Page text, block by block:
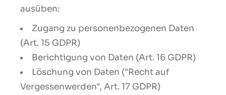
ausüben:
Zugang zu personenbezogenen Daten
(Art. 15 GDPR)
Berichtigung von Daten (Art. 16 GDPR)
Löschung von Daten ("Recht auf
Vergessenwerden", Art. 17 GDPR)